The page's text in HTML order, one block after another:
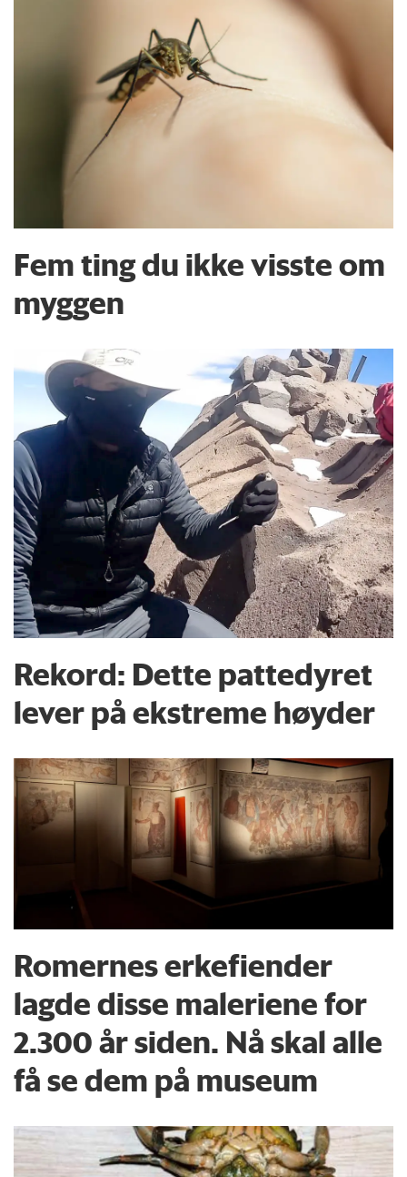
Fem ting du ikke visste om
myggen
Rekord: Dette pattedyret
lever på ekstreme høyder
Romernes erkefiender
lagde disse maleriene for
2.300 år siden. Nå skal alle
få se dem på museum